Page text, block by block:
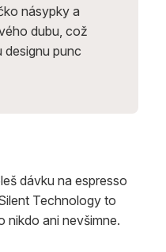
násypky a
dubu, což
designu punc
dávku na espresso
Technology to
nikdo ani nevšimne.